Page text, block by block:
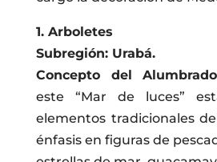
1. Arboletes
Subregión: Urabá.
Concepto del
este “Mar de luces”
elementos tradicionales
énfasis en figuras de